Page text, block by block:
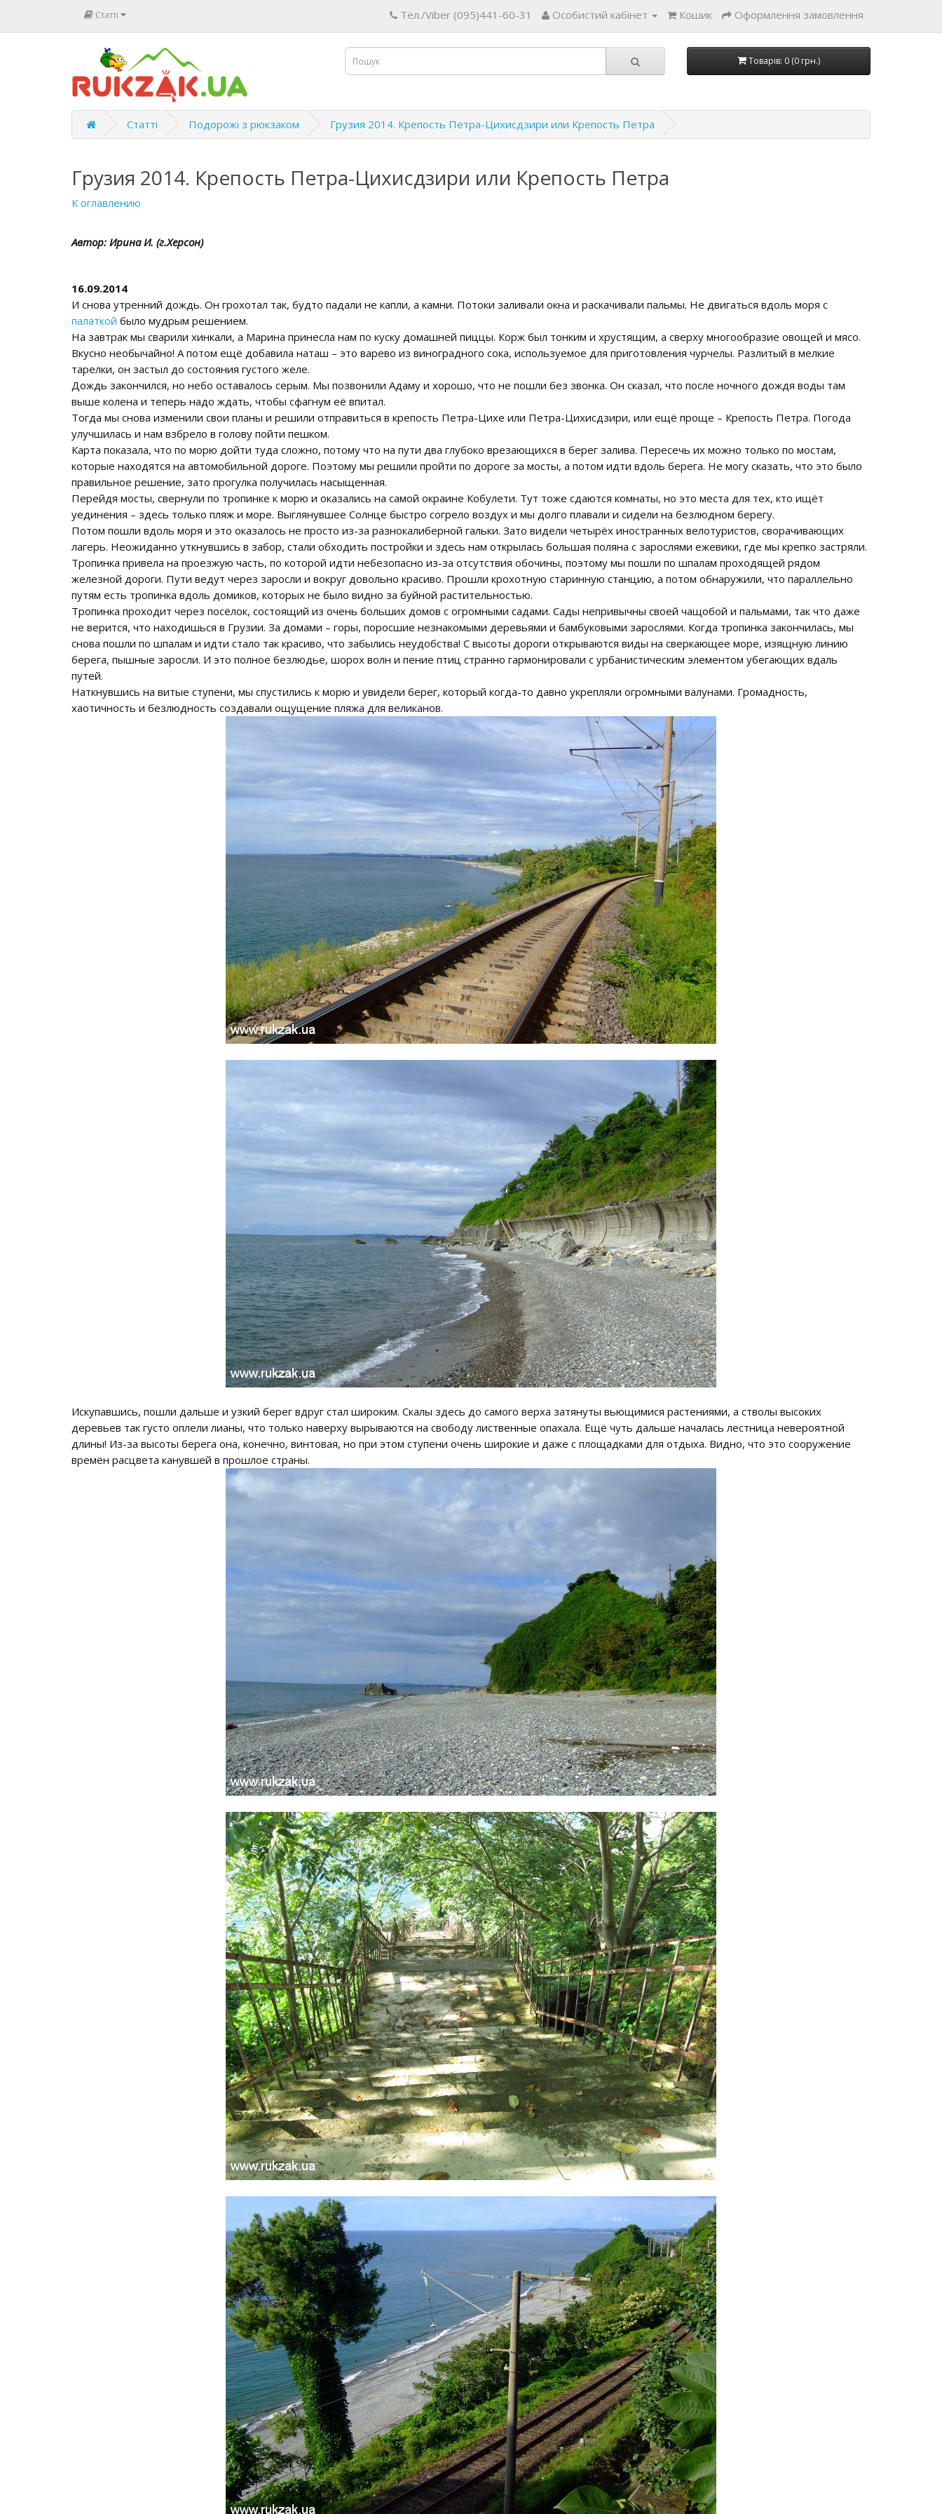
Статті Тел./Viber (095)441-60-31 Особистий кабінет Кошик Оформлення замовлення
Товарів: 0 (0 грн.)
Статті Подорожі з рюкзаком Грузия 2014. Крепость Петра-Цихисдзири или Крепость Петра
Грузия 2014. Крепость Петра-Цихисдзири или Крепость Петра
К оглавлению
Автор: Ирина И. (г.Херсон)
16.09.2014
И снова утренний дождь. Он грохотал так, будто падали не капли, а камни. Потоки заливали окна и раскачивали пальмы. Не двигаться вдоль моря с
палаткой было мудрым решением.
На завтрак мы сварили хинкали, а Марина принесла нам по куску домашней пиццы. Корж был тонким и хрустящим, а сверху многообразие овощей и мясо.
Вкусно необычайно! А потом ещё добавила наташ – это варево из виноградного сока, используемое для приготовления чурчелы. Разлитый в мелкие
тарелки, он застыл до состояния густого желе.
Дождь закончился, но небо оставалось серым. Мы позвонили Адаму и хорошо, что не пошли без звонка. Он сказал, что после ночного дождя воды там
выше колена и теперь надо ждать, чтобы сфагнум её впитал.
Тогда мы снова изменили свои планы и решили отправиться в крепость Петра-Цихе или Петра-Цихисдзири, или ещё проще – Крепость Петра. Погода
улучшилась и нам взбрело в голову пойти пешком.
Карта показала, что по морю дойти туда сложно, потому что на пути два глубоко врезающихся в берег залива. Пересечь их можно только по мостам,
которые находятся на автомобильной дороге. Поэтому мы решили пройти по дороге за мосты, а потом идти вдоль берега. Не могу сказать, что это было
правильное решение, зато прогулка получилась насыщенная.
Перейдя мосты, свернули по тропинке к морю и оказались на самой окраине Кобулети. Тут тоже сдаются комнаты, но это места для тех, кто ищёт
уединения – здесь только пляж и море. Выглянувшее Солнце быстро согрело воздух и мы долго плавали и сидели на безлюдном берегу.
Потом пошли вдоль моря и это оказалось не просто из-за разнокалиберной гальки. Зато видели четырёх иностранных велотуристов, сворачивающих
лагерь. Неожиданно уткнувшись в забор, стали обходить постройки и здесь нам открылась большая поляна с зарослями ежевики, где мы крепко застряли.
Тропинка привела на проезжую часть, по которой идти небезопасно из-за отсутствия обочины, поэтому мы пошли по шпалам проходящей рядом
железной дороги. Пути ведут через заросли и вокруг довольно красиво. Прошли крохотную старинную станцию, а потом обнаружили, что параллельно
путям есть тропинка вдоль домиков, которых не было видно за буйной растительностью.
Тропинка проходит через посёлок, состоящий из очень больших домов с огромными садами. Сады непривычны своей чащобой и пальмами, так что даже
не верится, что находишься в Грузии. За домами – горы, поросшие незнакомыми деревьями и бамбуковыми зарослями. Когда тропинка закончилась, мы
снова пошли по шпалам и идти стало так красиво, что забылись неудобства! С высоты дороги открываются виды на сверкающее море, изящную линию
берега, пышные заросли. И это полное безлюдье, шорох волн и пение птиц странно гармонировали с урбанистическим элементом убегающих вдаль
путей.
Наткнувшись на витые ступени, мы спустились к морю и увидели берег, который когда-то давно укрепляли огромными валунами. Громадность,
хаотичность и безлюдность создавали ощущение пляжа для великанов.
Искупавшись, пошли дальше и узкий берег вдруг стал широким. Скалы здесь до самого верха затянуты вьющимися растениями, а стволы высоких
деревьев так густо оплели лианы, что только наверху вырываются на свободу лиственные опахала. Ещё чуть дальше началась лестница невероятной
длины! Из-за высоты берега она, конечно, винтовая, но при этом ступени очень широкие и даже с площадками для отдыха. Видно, что это сооружение
времён расцвета канувшей в прошлое страны.